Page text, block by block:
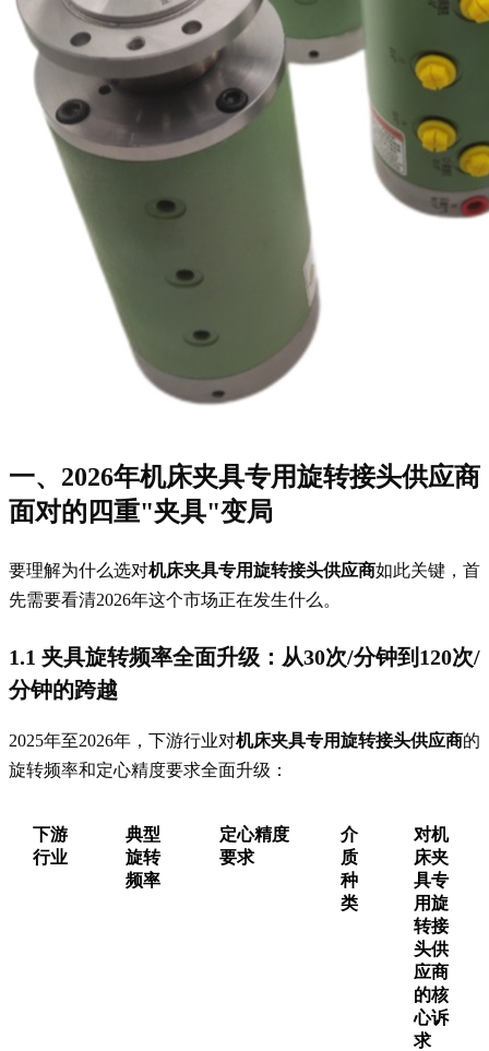
一、2026年机床夹具专用旋转接头供应商
面对的四重"夹具"变局
要理解为什么选对机床夹具专用旋转接头供应商如此关键，首
先需要看清2026年这个市场正在发生什么。
1.1 夹具旋转频率全面升级：从30次/分钟到120次/
分钟的跨越
2025年至2026年，下游行业对机床夹具专用旋转接头供应商的
旋转频率和定心精度要求全面升级：
下游
行业
典型
旋转
频率
定心精度
要求
介
质
种
类
对机
床夹
具专
用旋
转接
头供
应商
的核
心诉
求